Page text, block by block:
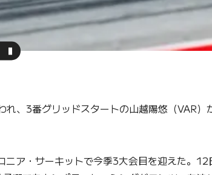
、3番グリッドスタートの山越陽悠（VAR）
ア・サーキットで今季3大会目を迎えた。12